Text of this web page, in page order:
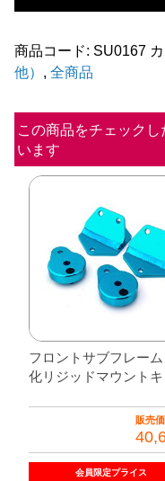
サ
ブ
レ
ー
ム
ト
側
個
商品コード: SU0167
他） , 全商品
この商品をチェック
います
フロントサブフレー
化リジッドマウントキ
販売
会員限定プライス